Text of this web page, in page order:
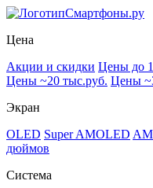
Смартфоны.ру
Цена
Акции и скидки Цены до
Цены ~20 тыс.руб. Цены
Экран
OLED Super AMOLED
дюймов
Система